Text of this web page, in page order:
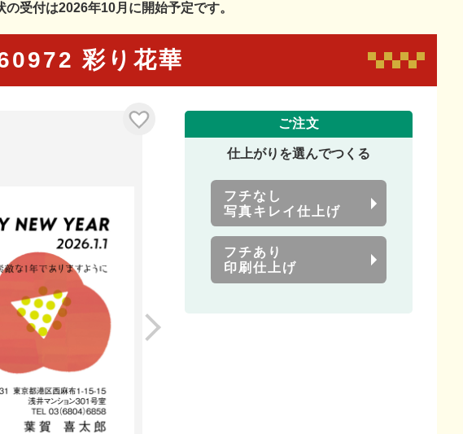
の受付は2026年10月に開始予定です。
彩り花華
ご注文
仕上がりを選んでつくる
フチなし
写真キレイ仕上げ
フチあり
印刷仕上げ